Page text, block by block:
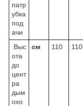
патр
убка
под
ачи
Выс
ота
до
цент
ра
дым
охо
cм 110 110